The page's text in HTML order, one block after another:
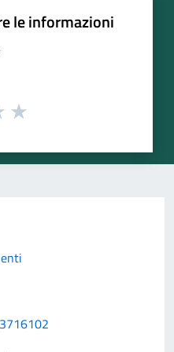
le informazioni